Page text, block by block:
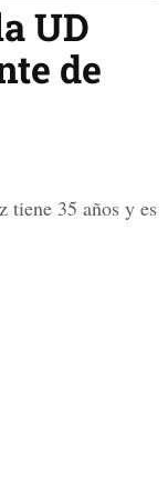
UD
de
tiene 35 años y es